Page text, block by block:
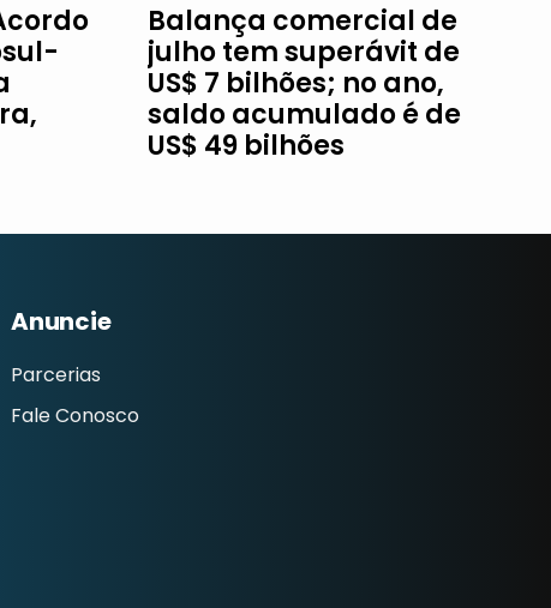
Balança comercial de
julho tem superávit de
US$ 7 bilhões; no ano,
saldo acumulado é de
US$ 49 bilhões
Anuncie
Parcerias
Fale Conosco